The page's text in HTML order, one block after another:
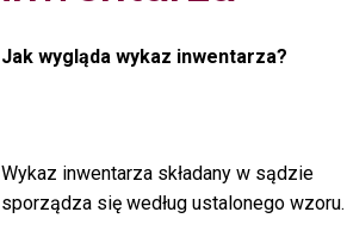
Jak wygląda wykaz inwentarza?
Wykaz inwentarza składany w sądzie
sporządza się według ustalonego wzoru.